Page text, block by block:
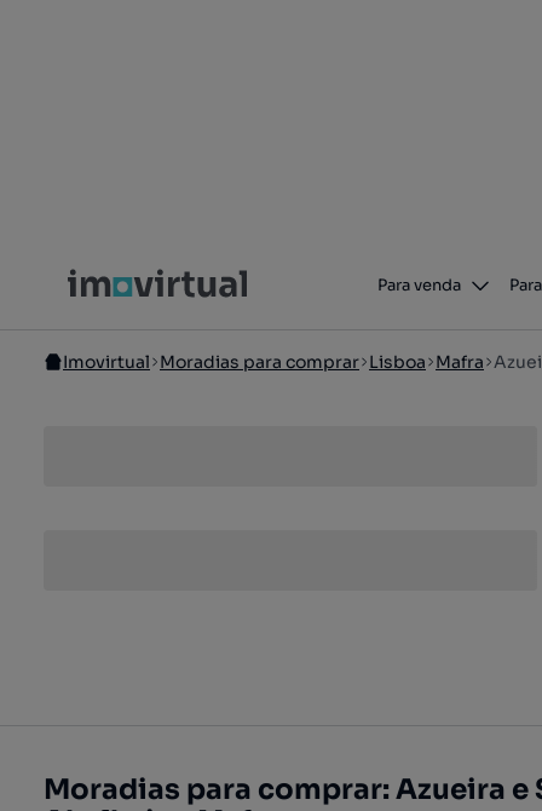
Para venda
Imovirtual Moradias para comprar Lisboa Mafra
Moradias para comprar: Azueira e